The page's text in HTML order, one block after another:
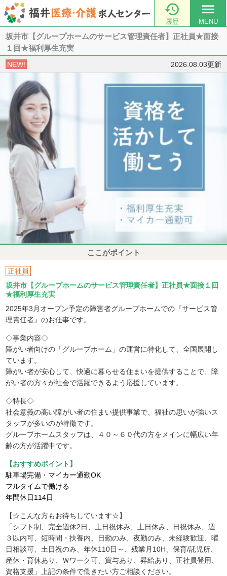

履歴
menu
MENU
坂井市【グループホームのサービス管理責任者】正社員★面接
１回★福利厚生充実
NEW! 2026.08.03更新
ここがポイント
正社員
坂井市【グループホームのサービス管理責任者】正社員★面接１回
★福利厚生充実
2025年3月オープン予定の障害者グループホームでの『サービス管
理責任者』のお仕事です。
◇事業内容◇
障がい者向けの「グループホーム」の運営に特化して、全国展開し
ています。
障がい者が安心して、快適に暮らせる住まいを提供することで、障
がい者の方々が社会で活躍できるよう応援しています。
◇特長◇
社会意義の高い障がい者の住まい提供事業で、福祉の思いが強いス
タッフが多いのが特徴です。
グループホームスタッフは、４０～６０代の方をメインに幅広い年
齢の方が活躍中です。
【おすすめポイント】
駐車場完備・マイカー通勤OK
フルタイムで働ける
年間休日114日
【☆こんな方もお待ちしています☆】
「シフト制、完全週休2日、土日祝休み、土日休み、日祝休み、週
３以内可、短時間・扶養内、日勤のみ、夜勤のみ、未経験歓迎、曜
日相談可、土日祝のみ、年休110日～、残業月10H、保育/託児所、
産休・育休あり、Ｗワーク可、賞与あり、昇給あり、正社員登用、
資格支援」上記の条件で働きたい方ご相談ください。